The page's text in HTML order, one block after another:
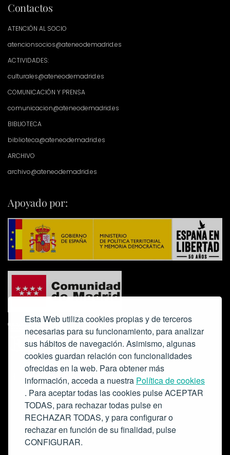
Esta Web utiliza cookies propias y de terceros
necesarias para su funcionamiento, para analizar
sus hábitos de navegación. Asimismo, algunas
cookies guardan relación con funcionalidades
ofrecidas en la web. Para obtener más
información, acceda a nuestra Política de cookies
. Para aceptar todas las cookies pulse ACEPTAR
TODAS, para rechazar todas pulse en
RECHAZAR TODAS, y para configurar o
rechazar en función de su finalidad, pulse
CONFIGURAR.
Contactos
ATENCIÓN AL SOCIO
atencionsocios@ateneodemadrid.es
ACTIVIDADES:
culturales@ateneodemadrid.es
COMUNICACIÓN Y PRENSA
comunicacion@ateneodemadrid.es
BIBLIOTECA
biblioteca@ateneodemadrid.es
ARCHIVO
archivo@ateneodemadrid.es
Apoyado por:
Colabora: